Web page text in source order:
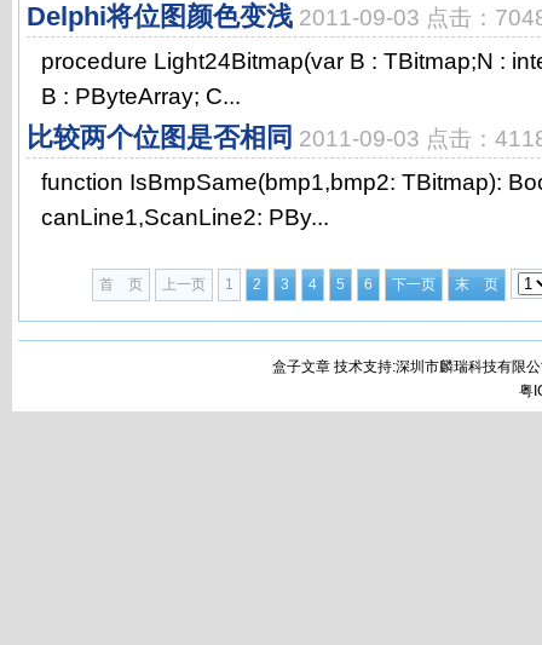
Delphi将位图颜色变浅 2011-09-03 点击：
procedure Light24Bitmap(var B : TBitmap;N :
B : PByteArray; C...
比较两个位图是否相同 2011-09-03 点击：
function IsBmpSame(bmp1,bmp2: TBitmap):
canLine1,ScanLine2: PBy...
首 页 上一页 1 2 3 4 5 6 下一页 末 页
盒子文章 技术支持:深圳市麟瑞科技有限
粤